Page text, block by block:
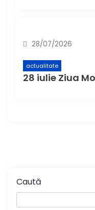
28/07/2026
actualitate
Caută